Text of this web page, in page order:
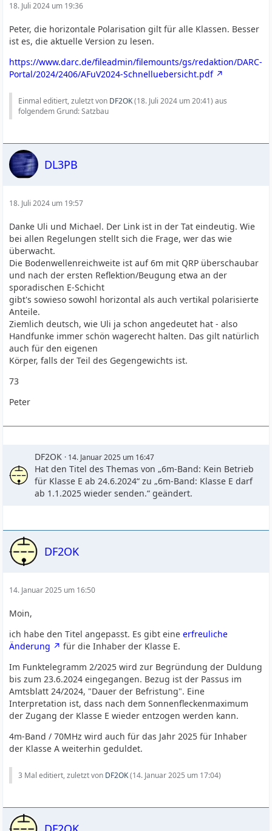
18. Juli 2024 um 19:36
Peter, die horizontale Polarisation gilt für alle Klassen. Besser
ist es, die aktuelle Version zu lesen.
https://www.darc.de/fileadmin/filemounts/gs/redaktion/DARC-
Portal/2024/2406/AFuV2024-Schnelluebersicht.pdf
Einmal editiert, zuletzt von DF2OK(18. Juli 2024 um 20:41) aus
folgendem Grund: Satzbau
DL3PB
18. Juli 2024 um 19:57
Danke Uli und Michael. Der Link ist in der Tat eindeutig. Wie
bei allen Regelungen stellt sich die Frage, wer das wie
überwacht.
Die Bodenwellenreichweite ist auf 6m mit QRP überschaubar
und nach der ersten Reflektion/Beugung etwa an der
sporadischen E-Schicht
gibt's sowieso sowohl horizontal als auch vertikal polarisierte
Anteile.
Ziemlich deutsch, wie Uli ja schon angedeutet hat - also
Handfunke immer schön wagerecht halten. Das gilt natürlich
auch für den eigenen
Körper, falls der Teil des Gegengewichts ist.
73
Peter
DF2OK 14. Januar 2025 um 16:47
Hat den Titel des Themas von „6m-Band: Kein Betrieb
für Klasse E ab 24.6.2024“ zu „6m-Band: Klasse E darf
ab 1.1.2025 wieder senden.“ geändert.
DF2OK
14. Januar 2025 um 16:50
Moin,
ich habe den Titel angepasst. Es gibt eineerfreuliche
Änderung
für die Inhaber der Klasse E.
Im Funktelegramm 2/2025 wird zur Begründung der Duldung
bis zum 23.6.2024 eingegangen. Bezug ist der Passus im
Amtsblatt 24/2024, "Dauer der Befristung". Eine
Interpretation ist, dass nach dem Sonnenfleckenmaximum
der Zugang der Klasse E wieder entzogen werden kann.
4m-Band / 70MHz wird auch für das Jahr 2025 für Inhaber
der Klasse A weiterhin geduldet.
3 Mal editiert, zuletzt von DF2OK(14. Januar 2025 um 17:04)